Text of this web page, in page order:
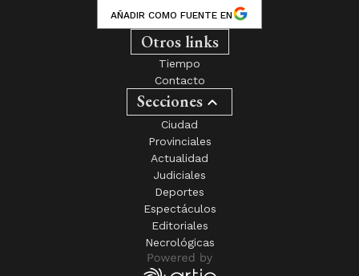
AÑADIR COMO FUENTE EN
Otros links
Tiempo
Contacto
Secciones
Ciudad
Provinciales
Actualidad
Judiciales
Deportes
Espectáculos
Editoriales
Necrológicas